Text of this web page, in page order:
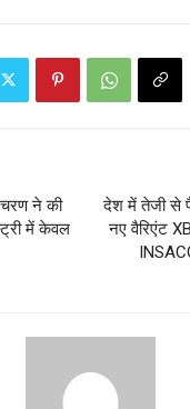
चरण ने की
में केवल
देश में तेजी से
नए वैरिएंट